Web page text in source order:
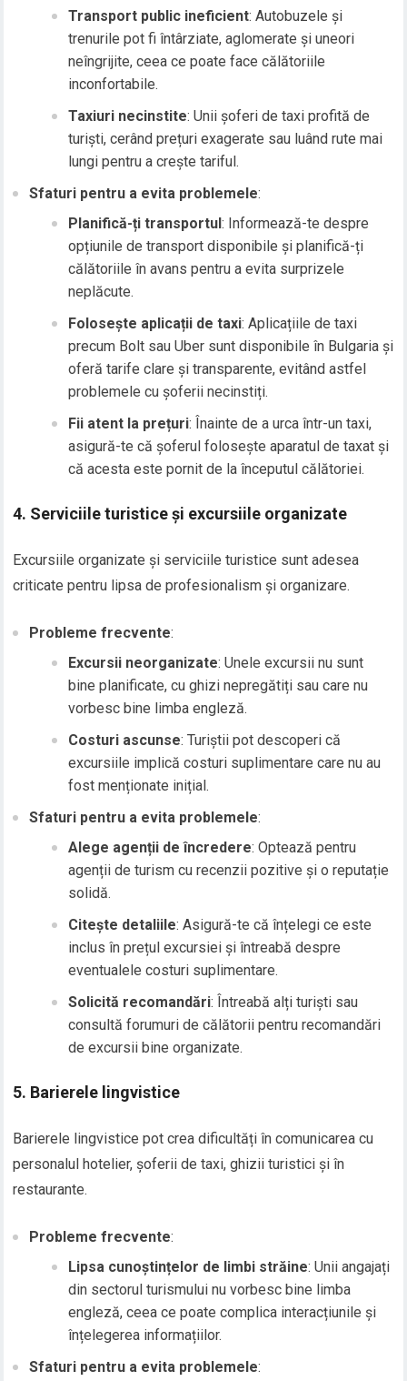
Transport public ineficient: Autobuzele și
trenurile pot fi întârziate, aglomerate și uneori
neîngrijite, ceea ce poate face călătoriile
inconfortabile.
Taxiuri necinstite: Unii șoferi de taxi profită de
turiști, cerând prețuri exagerate sau luând rute mai
lungi pentru a crește tariful.
Sfaturi pentru a evita problemele:
Planifică-ți transportul: Informează-te despre
opțiunile de transport disponibile și planifică-ți
călătoriile în avans pentru a evita surprizele
neplăcute.
Folosește aplicații de taxi: Aplicațiile de taxi
precum Bolt sau Uber sunt disponibile în Bulgaria și
oferă tarife clare și transparente, evitând astfel
problemele cu șoferii necinstiți.
Fii atent la prețuri: Înainte de a urca într-un taxi,
asigură-te că șoferul folosește aparatul de taxat și
că acesta este pornit de la începutul călătoriei.
4. Serviciile turistice și excursiile organizate
Excursiile organizate și serviciile turistice sunt adesea
criticate pentru lipsa de profesionalism și organizare.
Probleme frecvente:
Excursii neorganizate: Unele excursii nu sunt
bine planificate, cu ghizi nepregătiți sau care nu
vorbesc bine limba engleză.
Costuri ascunse: Turiștii pot descoperi că
excursiile implică costuri suplimentare care nu au
fost menționate inițial.
Sfaturi pentru a evita problemele:
Alege agenții de încredere: Optează pentru
agenții de turism cu recenzii pozitive și o reputație
solidă.
Citește detaliile: Asigură-te că înțelegi ce este
inclus în prețul excursiei și întreabă despre
eventualele costuri suplimentare.
Solicită recomandări: Întreabă alți turiști sau
consultă forumuri de călătorii pentru recomandări
de excursii bine organizate.
5. Barierele lingvistice
Barierele lingvistice pot crea dificultăți în comunicarea cu
personalul hotelier, șoferii de taxi, ghizii turistici și în
restaurante.
Probleme frecvente:
Lipsa cunoștințelor de limbi străine: Unii angajați
din sectorul turismului nu vorbesc bine limba
engleză, ceea ce poate complica interacțiunile și
înțelegerea informațiilor.
Sfaturi pentru a evita problemele: